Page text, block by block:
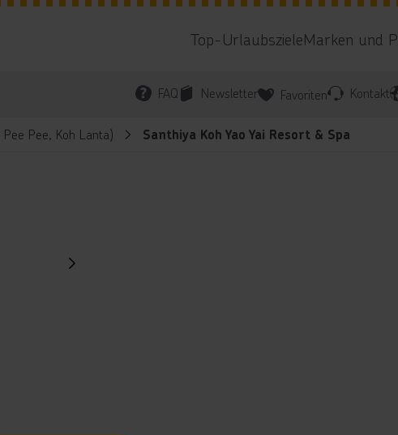
Top-UrlaubszieleMarken und
FAQ Newsletter Favoriten Kontakt
Pee, Koh Lanta) Santhiya Koh Yao Yai Resort & Spa